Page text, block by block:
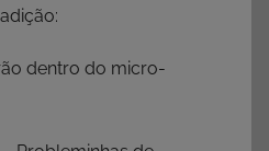
dentro do micro-